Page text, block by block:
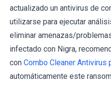
actualizado un antivirus de
utilizarse para ejecutar
eliminar amenazas/
infectado con Nigra,
con Combo Cleaner Antivirus
automáticamente este